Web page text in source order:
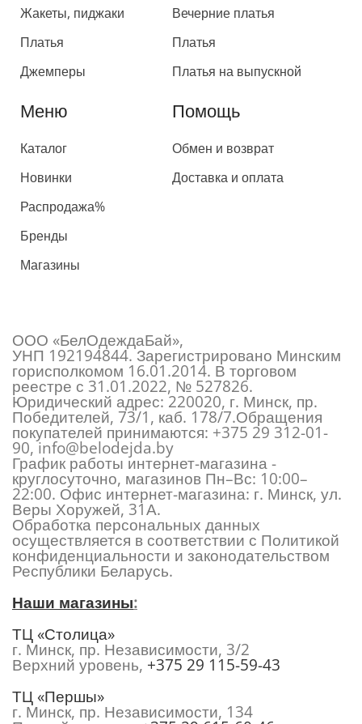
Жакеты, пиджаки
Платья
Джемперы
Вечерние платья
Платья
Платья на выпускной
Меню
Каталог
Новинки
Распродажа%
Бренды
Магазины
Помощь
Обмен и возврат
Доставка и оплата
ООО «БелОдеждаБай»,
УНП 192194844. Зарегистрировано Минским
горисполкомом 16.01.2014. В торговом
реестре с 31.01.2022, № 527826.
Юридический адрес: 220020, г. Минск, пр.
Победителей, 73/1, каб. 178/7.Обращения
покупателей принимаются: +375 29 312-01-
90,info@belodejda.by
График работы интернет-магазина -
круглосуточно, магазинов Пн–Вс: 10:00–
22:00. Офис интернет-магазина: г. Минск, ул.
Веры Хоружей, 31А.
Обработка персональных данных
осуществляется в соответствии с Политикой
конфиденциальности и законодательством
Республики Беларусь.
Наши магазины:
ТЦ «Столица»
г. Минск, пр. Независимости, 3/2
Верхний уровень, +375 29 115-59-43
ТЦ «Першы»
г. Минск, пр. Независимости, 134